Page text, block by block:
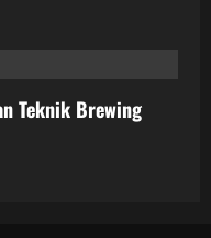
Teknik Brewing